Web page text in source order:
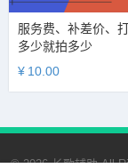
服务费、补差价、
多少就拍多少
¥ 10.00
© 2026 长歌辅助 All